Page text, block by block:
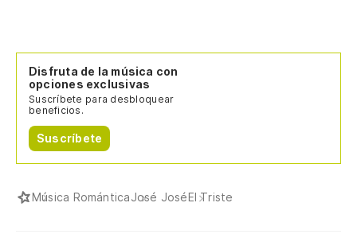
Disfruta de la música con
opciones exclusivas
Suscríbete para desbloquear
beneficios.
Suscríbete
Música RománticaJosé JoséEl Triste